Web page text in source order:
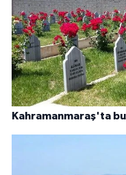
Kahramanmaraş'ta